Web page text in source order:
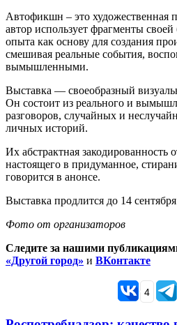
Автофикшн – это художественная
автор использует фрагменты
опыта как основу для создания
смешивая реальные события,
вымышленными.
Выставка — своеобразный
Он состоит из реального и
разговоров, случайных и
личных историй.
Их абстрактная закодированность
настоящего в придуманное,
говорится в анонсе.
Выставка продлится до 14
Фото от организаторов
Следите за нашими
«Другой город» и ВКонтакте
4